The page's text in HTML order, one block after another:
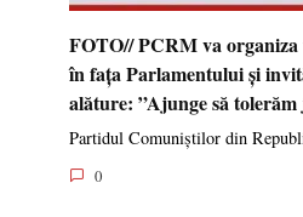
FOTO// PCRM va organiza
în fața Parlamentului și
alăture: ”Ajunge să
Partidul Comuniștilor din
0